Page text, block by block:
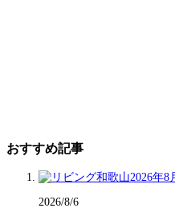
おすすめ記事
2026/8/6